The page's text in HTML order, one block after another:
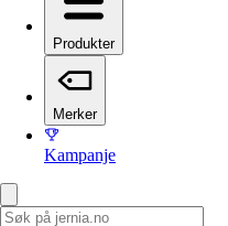
Produkter
Merker
Kampanje